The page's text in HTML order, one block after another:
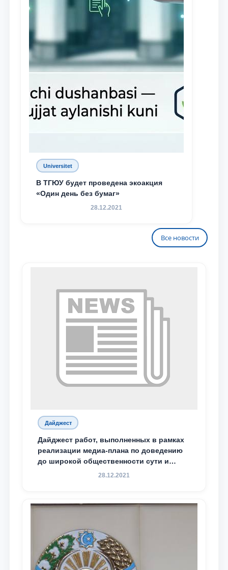
Universitet
В ТГЮУ будет проведена экоакция
«Один день без бумаг»
28.12.2021
Все новости
Дайджест
Дайджест работ, выполненных в рамках
реализации медиа-плана по доведению
до широкой общественности сути и
содержания задач, определённых в
Мажлису и народу Узбекистана
28.12.2021